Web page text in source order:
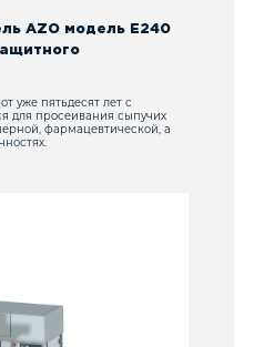
AZO модель E240
уже пятьдесят лет с
для просеивания сыпучих
фармацевтической, а